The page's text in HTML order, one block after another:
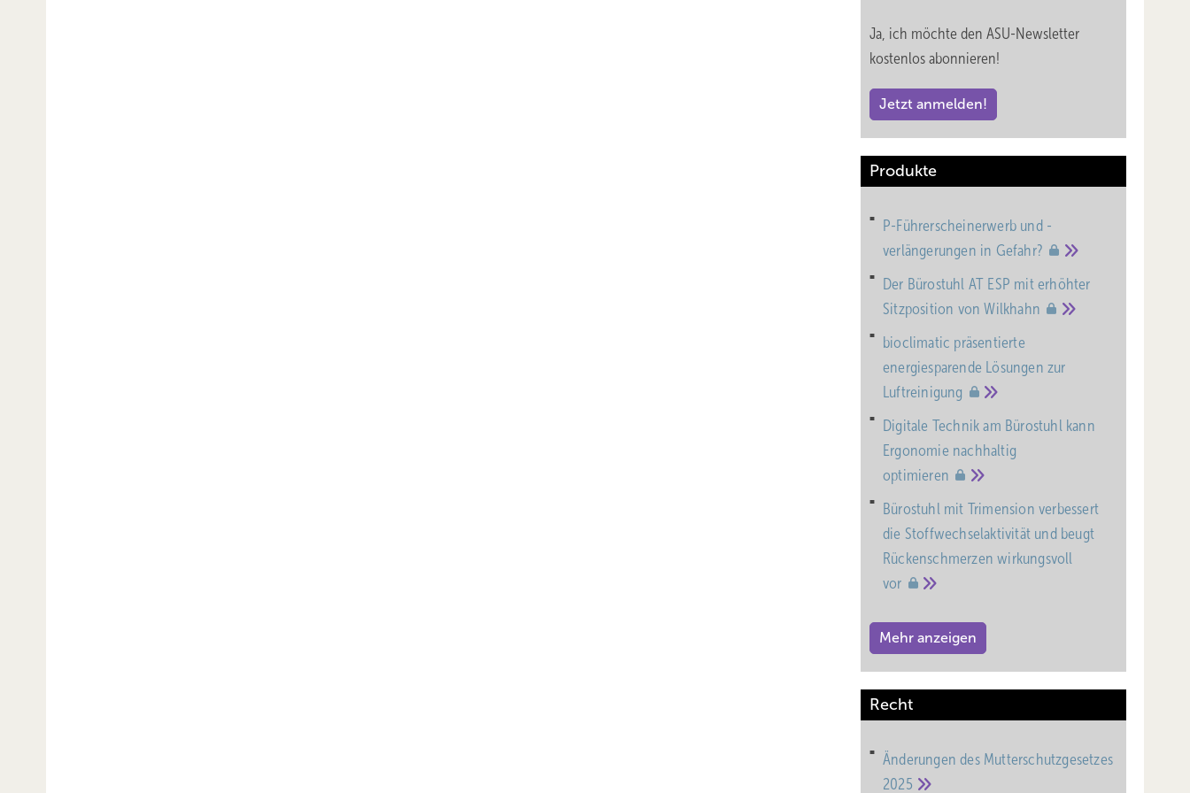
Ja, ich möchte den ASU-Newsletter
kostenlos abonnieren!
Jetzt anmelden!
Produkte
P-Führerscheinerwerb und -
verlängerungen in Gefahr?
Der Bürostuhl AT ESP mit erhöhter
Sitzposition vonWilkhahn
bioclimatic präsentierte
energiesparende Lösungen zur
Luftreinigung
Digitale Technik am Bürostuhl kann
Ergonomie nachhaltig
optimieren
Bürostuhl mit Trimension verbessert
die Stoffwechselaktivität und beugt
Rückenschmerzen wirkungsvoll
vor
Mehr anzeigen
Recht
Änderungen des Mutterschutz­gesetzes
2025